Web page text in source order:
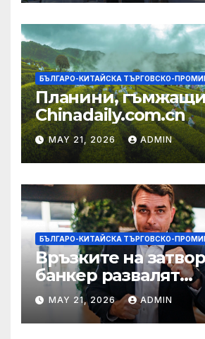
БЪЛГАРО-КИТАЙСКА ТЪРГОВСКО-
Планини, гъмжащи
Chinadaily.com.cn
MAY 21, 2026 ADMIN
БЪЛГАРО-КИТАЙСКА ТЪРГОВСКО-
Връзките на
банкер развалят
надеждите на
Болсонаро за
Бразилия
MAY 21, 2026 ADMIN